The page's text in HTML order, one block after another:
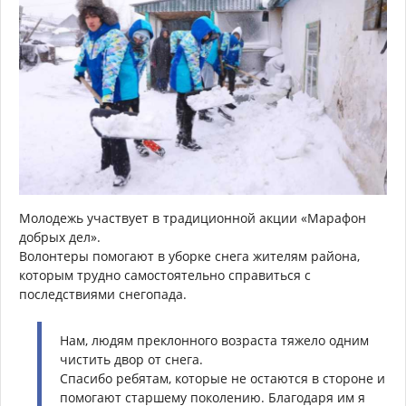
Молодежь участвует в традиционной акции «Марафон
добрых дел».
Волонтеры помогают в уборке снега жителям района,
которым трудно самостоятельно справиться с
последствиями снегопада.
Нам, людям преклонного возраста тяжело одним
чистить двор от снега.
Спасибо ребятам, которые не остаются в стороне и
помогают старшему поколению. Благодаря им я